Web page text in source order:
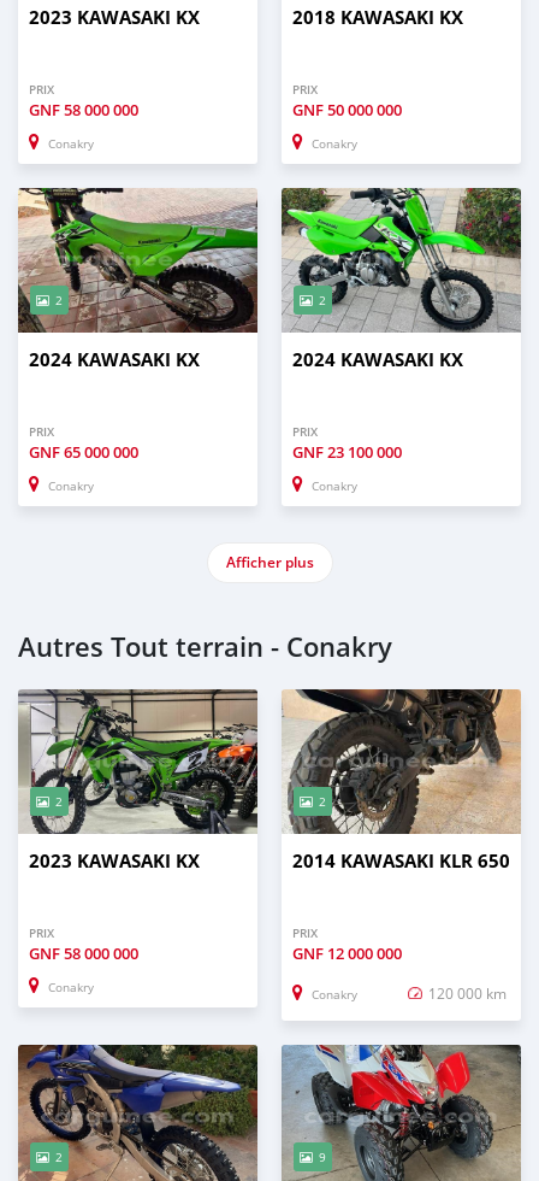
2023 KAWASAKI KX
PRIX
GNF58 000 000
Conakry
2018 KAWASAKI KX
PRIX
GNF50 000 000
Conakry
2
2024 KAWASAKI KX
PRIX
GNF65 000 000
Conakry
2
2024 KAWASAKI KX
PRIX
GNF23 100 000
Conakry
Afficher plus
Autres Tout terrain - Conakry
2
2023 KAWASAKI KX
PRIX
GNF58 000 000
Conakry
2
2014 KAWASAKI KLR 650
PRIX
GNF 12 000 000
Conakry 120 000 km
2 9